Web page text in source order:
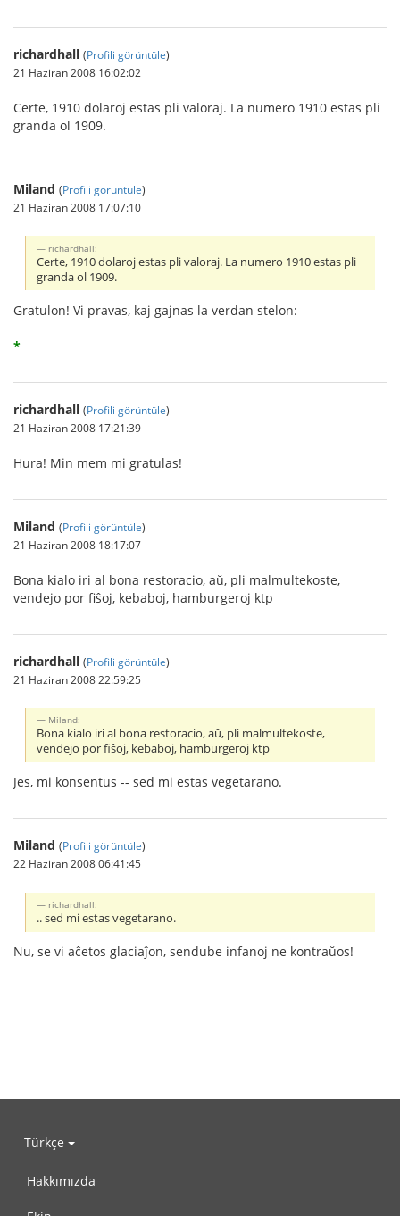
richardhall (Profili görüntüle)
21 Haziran 2008 16:02:02
Certe, 1910 dolaroj estas pli valoraj. La numero 1910 estas pli
granda ol 1909.
Miland (Profili görüntüle)
21 Haziran 2008 17:07:10
richardhall:
Certe, 1910 dolaroj estas pli valoraj. La numero 1910 estas pli
granda ol 1909.
Gratulon! Vi pravas, kaj gajnas la verdan stelon:
*
richardhall (Profili görüntüle)
21 Haziran 2008 17:21:39
Hura! Min mem mi gratulas!
Miland (Profili görüntüle)
21 Haziran 2008 18:17:07
Bona kialo iri al bona restoracio, aŭ, pli malmultekoste,
vendejo por fiŝoj, kebaboj, hamburgeroj ktp
richardhall (Profili görüntüle)
21 Haziran 2008 22:59:25
Miland:
Bona kialo iri al bona restoracio, aŭ, pli malmultekoste,
vendejo por fiŝoj, kebaboj, hamburgeroj ktp
Jes, mi konsentus -- sed mi estas vegetarano.
Miland (Profili görüntüle)
22 Haziran 2008 06:41:45
richardhall:
.. sed mi estas vegetarano.
Nu, se vi aĉetos glaciaĵon, sendube infanoj ne kontraŭos!
Türkçe
Hakkımızda